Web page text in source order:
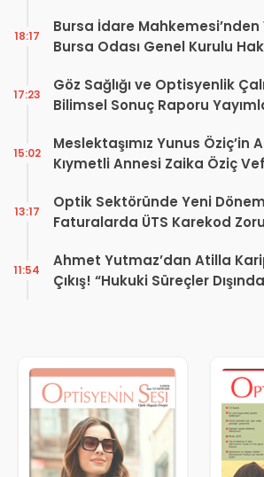
Bursa İdare Mahkemesi’nden
Bursa Odası Genel Kurulu
18:17
Göz Sağlığı ve Optisyenlik
Bilimsel Sonuç Raporu
17:23
Meslektaşımız Yunus Öziç’in
Kıymetli Annesi Zaika Öziç
15:02
Optik Sektöründe Yeni
Faturalarda ÜTS Karekod
13:17
Ahmet Yutmaz’dan Atilla
Çıkış! “Hukuki Süreçler
11:54